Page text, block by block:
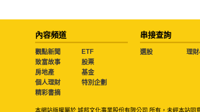
內容頻道
觀點新聞
ETF
致富故事
股票
房地產
基金
個人理財
特別企劃
精彩書摘
串接查詢
選股 理
本網站版權屬於 城邦文化事業股份有限公司 所有，未經本站同